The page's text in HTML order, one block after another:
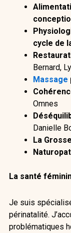
cycle de
Bernard,
Massage
Omnes
Danielle
La
La santé
Je suis
périnatalité.
problématiques